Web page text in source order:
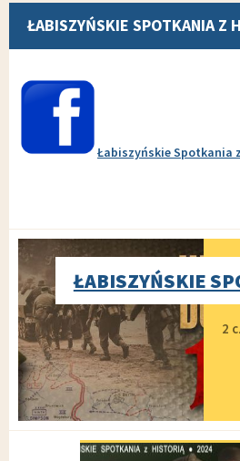
ŁABISZYŃSKIE SPOTKANIA Z
Łabiszyńskie Spotkania
2